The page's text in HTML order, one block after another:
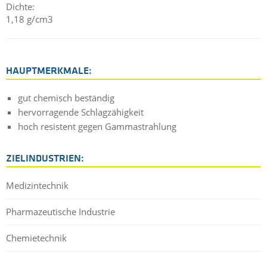
Dichte:
1,18 g/cm3
HAUPTMERKMALE:
gut chemisch beständig
hervorragende Schlagzähigkeit
hoch resistent gegen Gammastrahlung
ZIELINDUSTRIEN:
Medizintechnik
Pharmazeutische Industrie
Chemietechnik